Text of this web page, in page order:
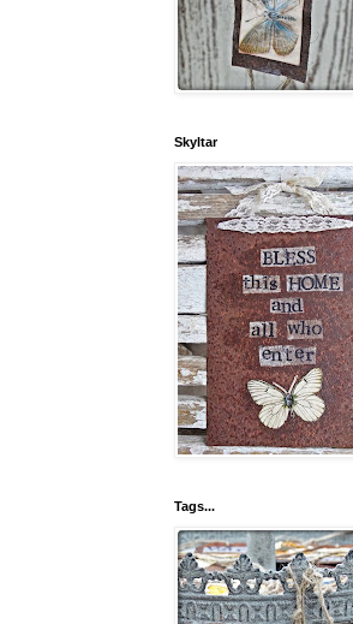
Skyltar
Tags...